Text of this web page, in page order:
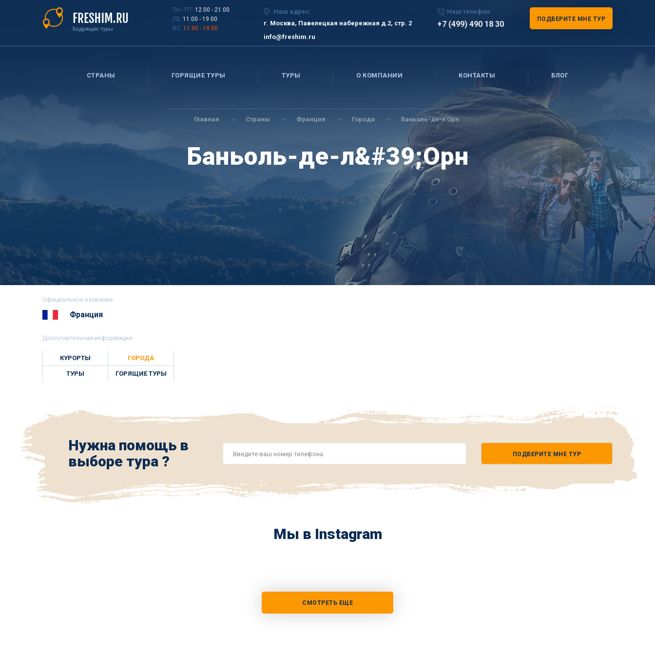
ПН - ПТ: 12.00 - 21.00
СБ: 11.00 - 19.00
ВС: 11.00 - 19.00
Наш адрес:
г. Москва, Павелецкая набережная д.2, стр. 2
info@freshim.ru
Наш телефон:
+7 (499) 490 18 30
ПОДБЕРИТЕ МНЕ ТУР
СТРАНЫ ГОРЯЩИЕ ТУРЫ ТУРЫ О КОМПАНИИ КОНТАКТЫ БЛОГ
Вы
здесь
Главная Страны Франция Города Баньоль-де-л'Орн
Баньоль-де-л&#39;Орн
Официальное название:
Франция
Дополнительная информация:
КУРОРТЫ ГОРОДА
ТУРЫ ГОРЯЩИЕ ТУРЫ
Нужна помощь в
выборе тура ?
*
ПОДБЕРИТЕ МНЕ ТУР
Мы в Instagram
СМОТРЕТЬ ЕЩЕ